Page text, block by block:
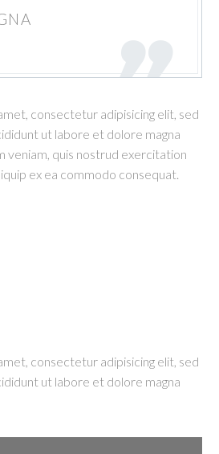
consectetur adipisicing elit, sed
ut labore et dolore magna
veniam, quis nostrud exercitation
ex ea commodo consequat.
consectetur adipisicing elit, sed
ut labore et dolore magna